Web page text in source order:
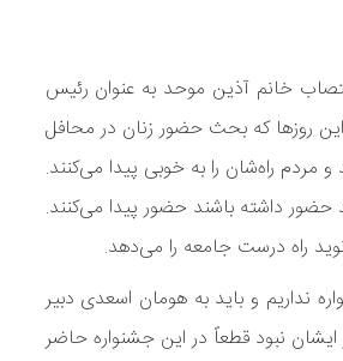
خانم آذین موحد به عنوان رئیس
روزها که بحث حضور زنان در محافل
راه‌شان را به خوبی پیدا می‌کنند.
داشته باشند حضور پیدا می‌کنند.
راه درست جامعه را می‌دهد.
نداریم و باید به هومان اسعدی دبیر
ایشان نبود قطعاً در این جشنواره حاضر